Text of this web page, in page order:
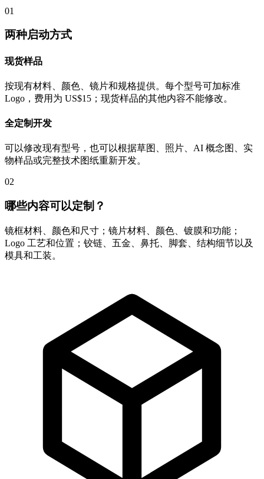
01
两种启动方式
现货样品
按现有材料、颜色、镜片和规格提供。每个型号可加标准
Logo，费用为 US$15；现货样品的其他内容不能修改。
全定制开发
可以修改现有型号，也可以根据草图、照片、AI 概念图、实
物样品或完整技术图纸重新开发。
02
哪些内容可以定制？
镜框材料、颜色和尺寸；镜片材料、颜色、镀膜和功能；
Logo 工艺和位置；铰链、五金、鼻托、脚套、结构细节以及
模具和工装。